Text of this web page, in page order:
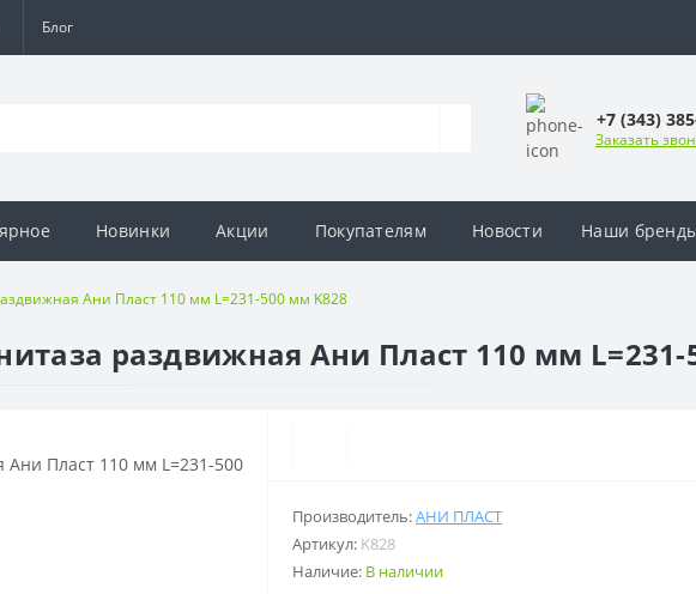
Блог
+7 (343)
Заказать
Новинки Акции Покупателям Новости Наши
Ани Пласт 110 мм L=231-500 мм K828
раздвижная Ани Пласт 110 мм L=231-
Производитель:АНИ ПЛАСТ
Артикул: K828
Наличие: В наличии